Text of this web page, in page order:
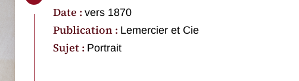
Date :vers 1870
Publication : Lemercier et Cie
Sujet : Portrait